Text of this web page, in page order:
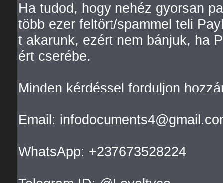
Ha tudod, hogy nehéz gyorsan
több ezer feltört/spammel teli
t akarunk, ezért nem bánjuk, ha
ért cserébe.
Minden kérdéssel forduljon
Email:
WhatsApp: +237673528224